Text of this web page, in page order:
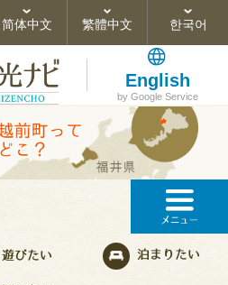
简体中文 繁體中文 한국어
English
by Google Service